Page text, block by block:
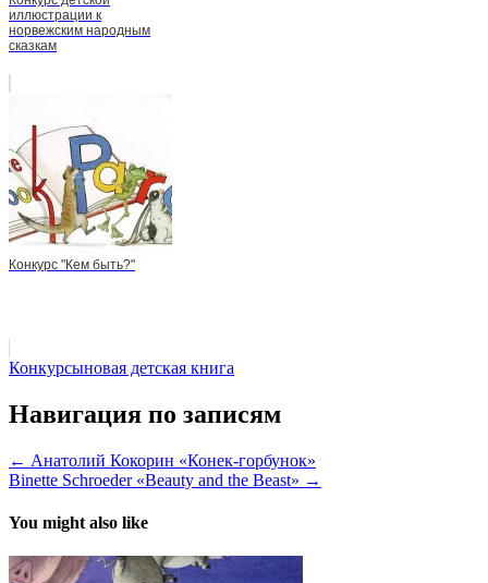
иллюстрации к
норвежским народным
сказкам
Конкурс "Кем быть?"
Конкурсыновая детская книга
Навигация по записям
← Анатолий Кокорин «Конек-горбунок»
Binette Schroeder «Beauty and the Beast» →
You might also like